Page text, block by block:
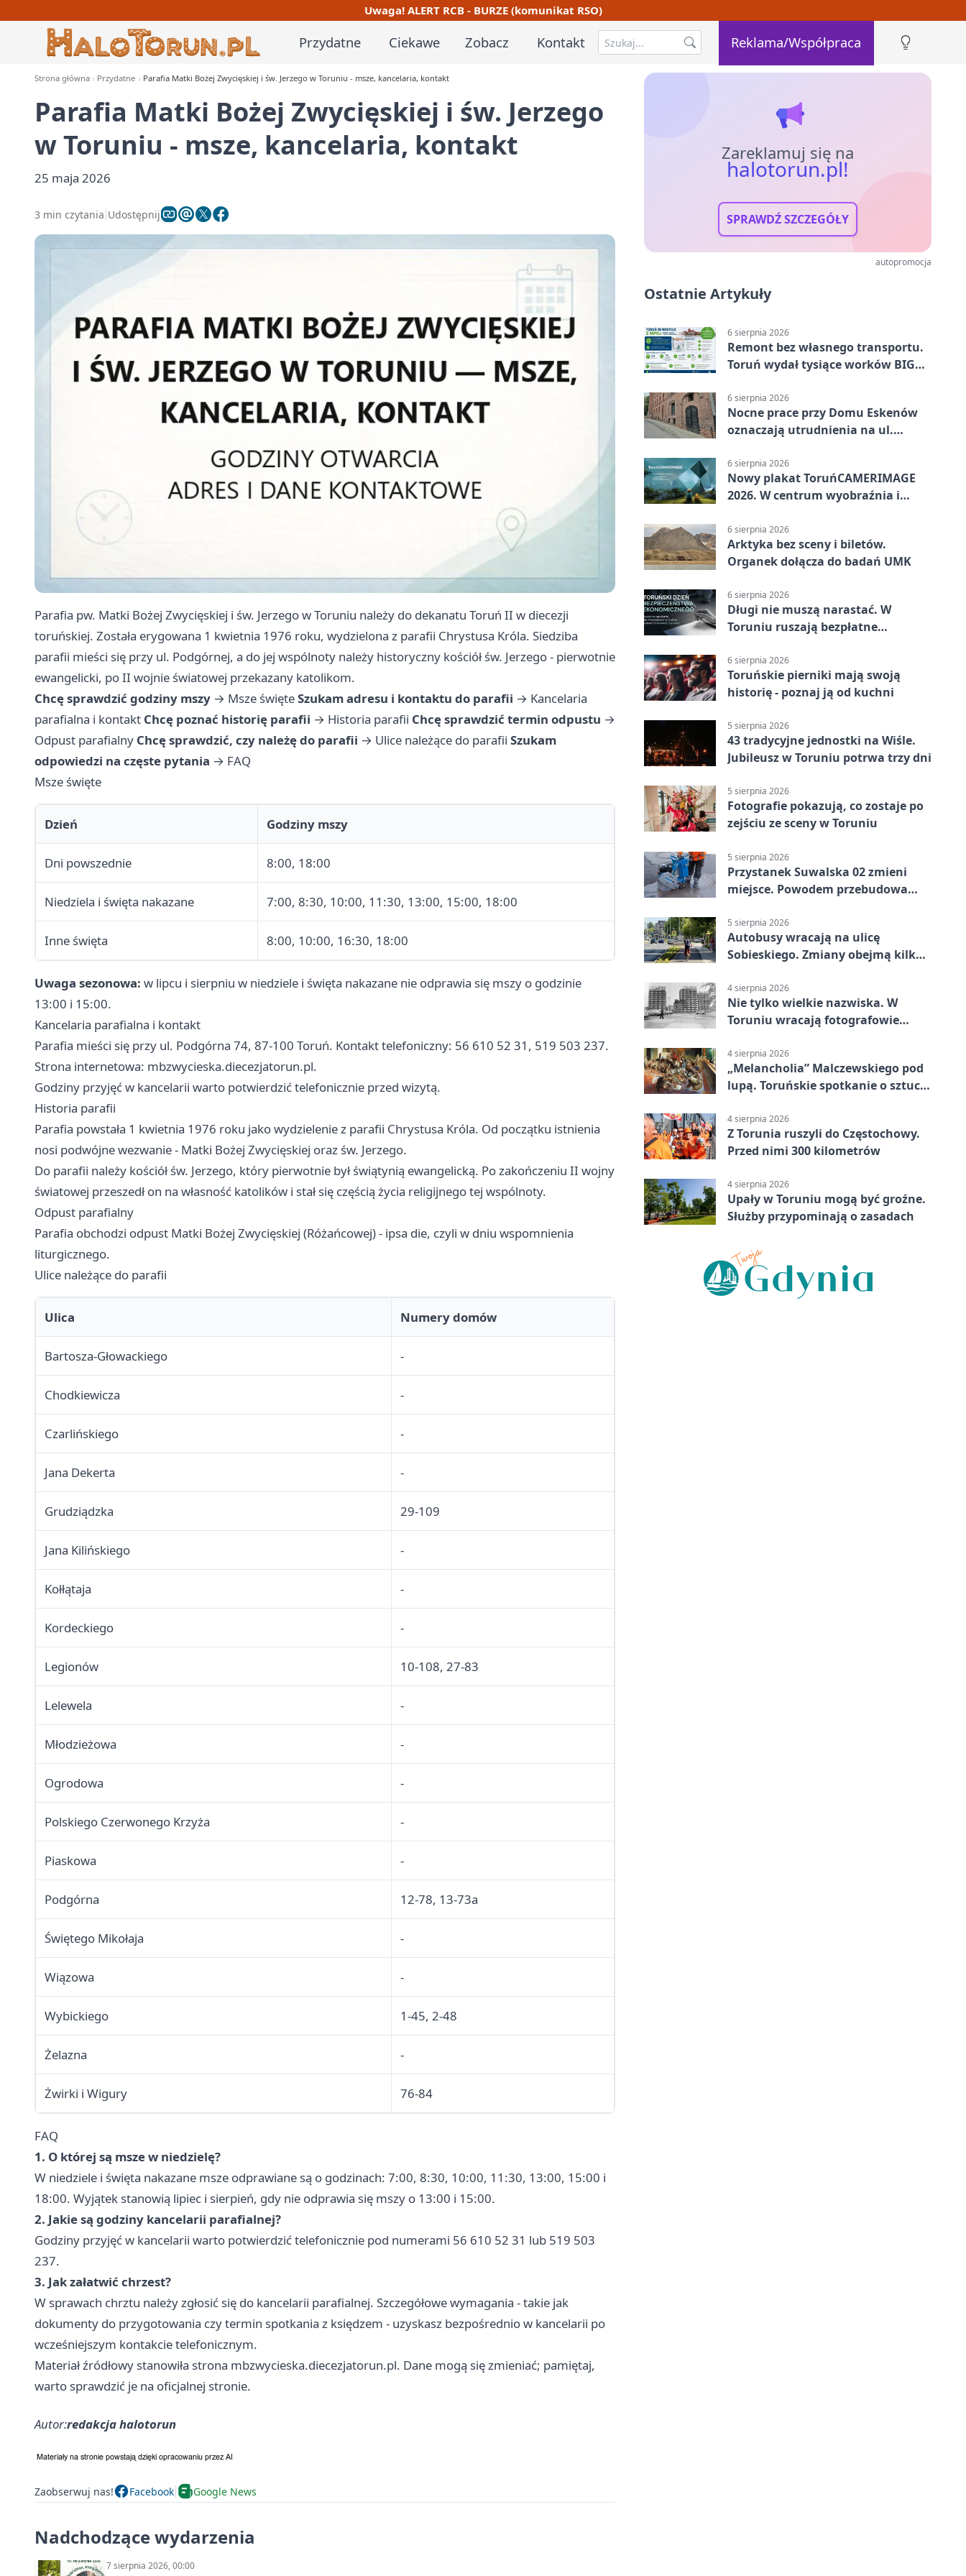
Uwaga! ALERT RCB - BURZE (komunikat RSO)
Przydatne Ciekawe Zobacz Kontakt Reklama/Współpraca
Strona główna Przydatne Parafia Matki Bożej Zwycięskiej i św. Jerzego w Toruniu - msze, kancelaria, kontakt
Parafia Matki Bożej Zwycięskiej i św. Jerzego
w Toruniu - msze, kancelaria, kontakt
25 maja 2026
3 min czytania Udostępnij
Parafia pw. Matki Bożej Zwycięskiej i św. Jerzego w Toruniu należy do dekanatu Toruń II w diecezji
toruńskiej. Została erygowana 1 kwietnia 1976 roku, wydzielona z parafii Chrystusa Króla. Siedziba
parafii mieści się przy ul. Podgórnej, a do jej wspólnoty należy historyczny kościół św. Jerzego - pierwotnie
ewangelicki, po II wojnie światowej przekazany katolikom.
Chcę sprawdzić godziny mszy → Msze święteSzukam adresu i kontaktu do parafii → Kancelaria
parafialna i kontakt Chcę poznać historię parafii → Historia parafii Chcę sprawdzić termin odpustu →
Odpust parafialny Chcę sprawdzić, czy należę do parafii → Ulice należące do parafii Szukam
odpowiedzi na częste pytania → FAQ
Msze święte
Dzień Godziny mszy
Dni powszednie 8:00, 18:00
Niedziela i święta nakazane 7:00, 8:30, 10:00, 11:30, 13:00, 15:00, 18:00
Inne święta 8:00, 10:00, 16:30, 18:00
Uwaga sezonowa: w lipcu i sierpniu w niedziele i święta nakazane nie odprawia się mszy o godzinie
13:00 i 15:00.
Kancelaria parafialna i kontakt
Parafia mieści się przy ul. Podgórna 74, 87-100 Toruń. Kontakt telefoniczny: 56 610 52 31, 519 503 237.
Strona internetowa: mbzwycieska.diecezjatorun.pl.
Godziny przyjęć w kancelarii warto potwierdzić telefonicznie przed wizytą.
Historia parafii
Parafia powstała 1 kwietnia 1976 roku jako wydzielenie z parafii Chrystusa Króla. Od początku istnienia
nosi podwójne wezwanie - Matki Bożej Zwycięskiej oraz św. Jerzego.
Do parafii należy kościół św. Jerzego, który pierwotnie był świątynią ewangelicką. Po zakończeniu II wojny
światowej przeszedł on na własność katolików i stał się częścią życia religijnego tej wspólnoty.
Odpust parafialny
Parafia obchodzi odpust Matki Bożej Zwycięskiej (Różańcowej) - ipsa die, czyli w dniu wspomnienia
liturgicznego.
Ulice należące do parafii
Ulica Numery domów
Bartosza-Głowackiego -
Chodkiewicza -
Czarlińskiego -
Jana Dekerta -
Grudziądzka 29-109
Jana Kilińskiego -
Kołłątaja -
Kordeckiego -
Legionów 10-108, 27-83
Lelewela -
Młodzieżowa -
Ogrodowa -
Polskiego Czerwonego Krzyża -
Piaskowa -
Podgórna 12-78, 13-73a
Świętego Mikołaja -
Wiązowa -
Wybickiego 1-45, 2-48
Żelazna -
Żwirki i Wigury 76-84
FAQ
1. O której są msze w niedzielę?
W niedziele i święta nakazane msze odprawiane są o godzinach: 7:00, 8:30, 10:00, 11:30, 13:00, 15:00 i
18:00. Wyjątek stanowią lipiec i sierpień, gdy nie odprawia się mszy o 13:00 i 15:00.
2. Jakie są godziny kancelarii parafialnej?
Godziny przyjęć w kancelarii warto potwierdzić telefonicznie pod numerami 56 610 52 31 lub 519 503
237.
3. Jak załatwić chrzest?
W sprawach chrztu należy zgłosić się do kancelarii parafialnej. Szczegółowe wymagania - takie jak
dokumenty do przygotowania czy termin spotkania z księdzem - uzyskasz bezpośrednio w kancelarii po
wcześniejszym kontakcie telefonicznym.
Materiał źródłowy stanowiła strona mbzwycieska.diecezjatorun.pl. Dane mogą się zmieniać; pamiętaj,
warto sprawdzić je na oficjalnej stronie.
Autor:redakcja halotorun
Zaobserwuj nas! Facebook Google News
Nadchodzące wydarzenia
7 sierpnia 2026, 00:00
Zareklamuj się na
halotorun.pl!
SPRAWDŹ SZCZEGÓŁY
autopromocja
Ostatnie Artykuły
6 sierpnia 2026
Remont bez własnego transportu.
Toruń wydał tysiące worków BIG
6 sierpnia 2026
Nocne prace przy Domu Eskenów
oznaczają utrudnienia na ul.
6 sierpnia 2026
Nowy plakat ToruńCAMERIMAGE
2026. W centrum wyobraźnia i
6 sierpnia 2026
Arktyka bez sceny i biletów.
Organek dołącza do badań UMK
6 sierpnia 2026
Długi nie muszą narastać. W
Toruniu ruszają bezpłatne
6 sierpnia 2026
Toruńskie pierniki mają swoją
historię - poznaj ją od kuchni
5 sierpnia 2026
43 tradycyjne jednostki na Wiśle.
Jubileusz w Toruniu potrwa trzy dni
5 sierpnia 2026
Fotografie pokazują, co zostaje po
zejściu ze sceny w Toruniu
5 sierpnia 2026
Przystanek Suwalska 02 zmieni
miejsce. Powodem przebudowa
5 sierpnia 2026
Autobusy wracają na ulicę
Sobieskiego. Zmiany obejmą kilka
4 sierpnia 2026
Nie tylko wielkie nazwiska. W
Toruniu wracają fotografowie
4 sierpnia 2026
„Melancholia” Malczewskiego pod
lupą. Toruńskie spotkanie o sztuce
4 sierpnia 2026
Z Torunia ruszyli do Częstochowy.
Przed nimi 300 kilometrów
4 sierpnia 2026
Upały w Toruniu mogą być groźne.
Służby przypominają o zasadach